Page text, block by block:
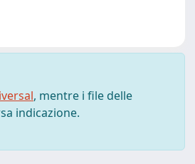
, mentre i file delle
indicazione.